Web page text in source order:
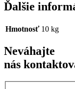
Ďalšie
Hmotnosť 10 kg
Neváhajte
nás